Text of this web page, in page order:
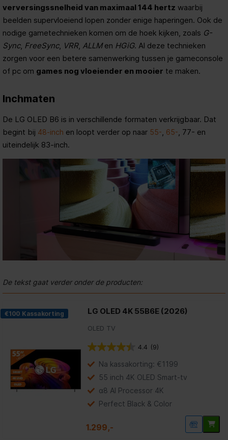
verversingssnelheid van maximaal 144 hertz waarbij
beelden supervloeiend lopen zonder enige haperingen. Ook de
nodige gametechnieken komen om de hoek kijken, zoals G-
Sync, FreeSync, VRR, ALLMen HGiG. Al deze technieken
zorgen voor een betere samenwerking tussen je gameconsole
of pc om games nog vloeiender en mooier te maken.
Inchmaten
De LG OLED B6 is in verschillende formaten verkrijgbaar. Dat
begint bij 48-inch en loopt verder op naar 55-, 65-, 77- en
uiteindelijk 83-inch.
De tekst gaat verder onder de producten:
€100 Kassakorting LG OLED 4K 55B6E (2026)
OLED TV
4.4 (9)
4.4
de
5
sterren.
9
beoordelingen
Na kassakorting: €1199
55 inch 4K OLED Smart-tv
α8 AI Processor 4K
Perfect Black & Color
1.299,-